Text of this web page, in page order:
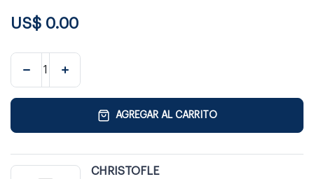
US$ 0.00
AGREGAR AL CARRITO
CHRISTOFLE